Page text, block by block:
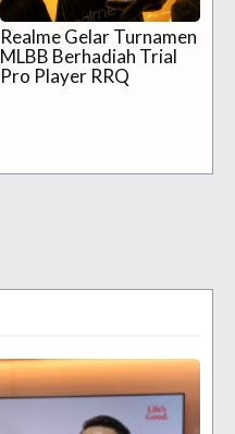
Realme Gelar Turnamen
MLBB Berhadiah Trial
Pro Player RRQ